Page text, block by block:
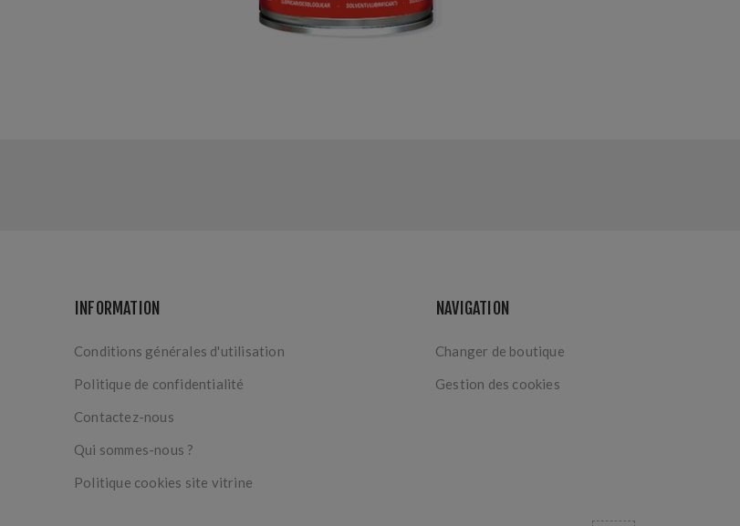
INFORMATION
Conditions générales d'utilisation
Politique de confidentialité
Contactez-nous
Qui sommes-nous ?
Politique cookies site vitrine
NAVIGATION
Changer de boutique
Gestion des cookies